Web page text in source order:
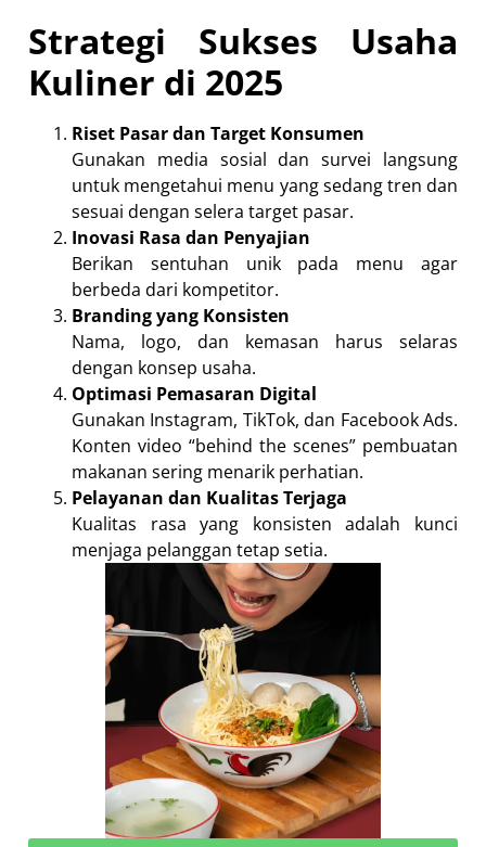
Strategi Sukses Usaha
Kuliner di 2025
Riset Pasar dan Target Konsumen
Gunakan media sosial dan survei langsung
untuk mengetahui menu yang sedang tren dan
sesuai dengan selera target pasar.
Inovasi Rasa dan Penyajian
Berikan sentuhan unik pada menu agar
berbeda dari kompetitor.
Branding yang Konsisten
Nama, logo, dan kemasan harus selaras
dengan konsep usaha.
Optimasi Pemasaran Digital
Gunakan Instagram, TikTok, dan Facebook Ads.
Konten video “behind the scenes” pembuatan
makanan sering menarik perhatian.
Pelayanan dan Kualitas Terjaga
Kualitas rasa yang konsisten adalah kunci
menjaga pelanggan tetap setia.